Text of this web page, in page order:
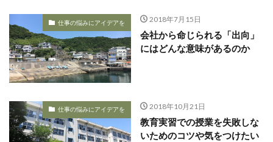
仕事の悩みにアイデアを 2018年7月15日
会社から命じられる「出向」
にはどんな意味があるのか
仕事の悩みにアイデアを 2018年10月21日
教育実習での授業を失敗しな
いためのコツや気をつけたい